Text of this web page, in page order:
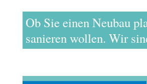
Ob Sie einen Neubau
sanieren wollen. Wir